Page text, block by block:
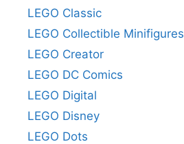
LEGO Classic
LEGO Collectible Minifigures
LEGO Creator
LEGO DC Comics
LEGO Digital
LEGO Disney
LEGO Dots